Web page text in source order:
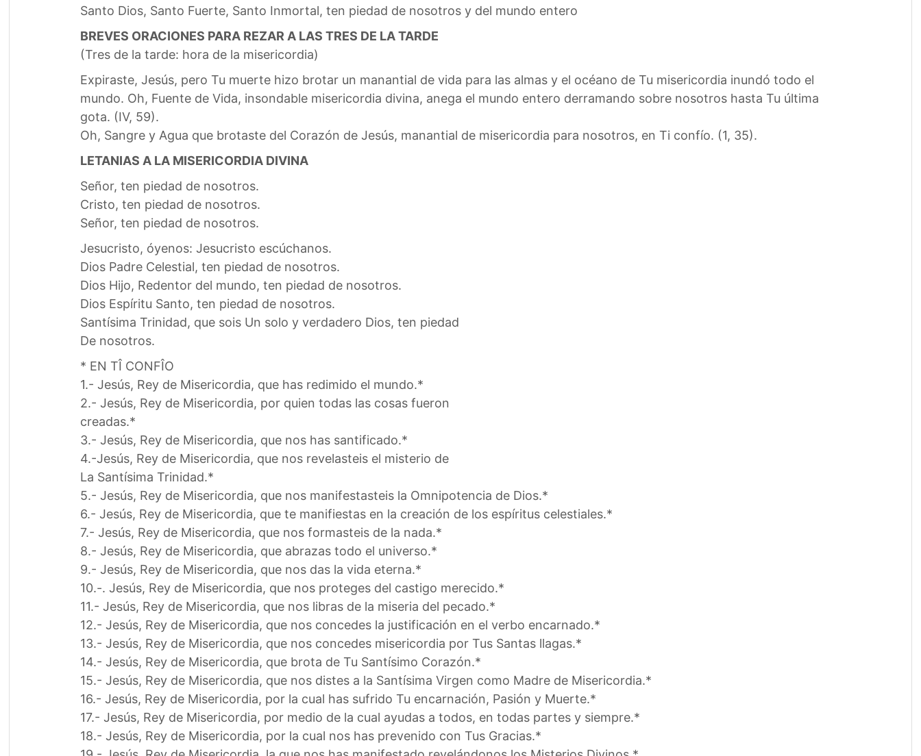
Santo Dios, Santo Fuerte, Santo Inmortal, ten piedad de nosotros y del mundo entero
BREVES ORACIONES PARA REZAR A LAS TRES DE LA TARDE
(Tres de la tarde: hora de la misericordia)
Expiraste, Jesús, pero Tu muerte hizo brotar un manantial de vida para las almas y el océano de Tu misericordia inundó todo el
mundo. Oh, Fuente de Vida, insondable misericordia divina, anega el mundo entero derramando sobre nosotros hasta Tu última
gota. (IV, 59).
Oh, Sangre y Agua que brotaste del Corazón de Jesús, manantial de misericordia para nosotros, en Ti confío. (1, 35).
LETANIAS A LA MISERICORDIA DIVINA
Señor, ten piedad de nosotros.
Cristo, ten piedad de nosotros.
Señor, ten piedad de nosotros.
Jesucristo, óyenos: Jesucristo escúchanos.
Dios Padre Celestial, ten piedad de nosotros.
Dios Hijo, Redentor del mundo, ten piedad de nosotros.
Dios Espíritu Santo, ten piedad de nosotros.
Santísima Trinidad, que sois Un solo y verdadero Dios, ten piedad
De nosotros.
* EN TÎ CONFÎO
1.- Jesús, Rey de Misericordia, que has redimido el mundo.*
2.- Jesús, Rey de Misericordia, por quien todas las cosas fueron
creadas.*
3.- Jesús, Rey de Misericordia, que nos has santificado.*
4.-Jesús, Rey de Misericordia, que nos revelasteis el misterio de
La Santísima Trinidad.*
5.- Jesús, Rey de Misericordia, que nos manifestasteis la Omnipotencia de Dios.*
6.- Jesús, Rey de Misericordia, que te manifiestas en la creación de los espíritus celestiales.*
7.- Jesús, Rey de Misericordia, que nos formasteis de la nada.*
8.- Jesús, Rey de Misericordia, que abrazas todo el universo.*
9.- Jesús, Rey de Misericordia, que nos das la vida eterna.*
10.-. Jesús, Rey de Misericordia, que nos proteges del castigo merecido.*
11.- Jesús, Rey de Misericordia, que nos libras de la miseria del pecado.*
12.- Jesús, Rey de Misericordia, que nos concedes la justificación en el verbo encarnado.*
13.- Jesús, Rey de Misericordia, que nos concedes misericordia por Tus Santas llagas.*
14.- Jesús, Rey de Misericordia, que brota de Tu Santísimo Corazón.*
15.- Jesús, Rey de Misericordia, que nos distes a la Santísima Virgen como Madre de Misericordia.*
16.- Jesús, Rey de Misericordia, por la cual has sufrido Tu encarnación, Pasión y Muerte.*
17.- Jesús, Rey de Misericordia, por medio de la cual ayudas a todos, en todas partes y siempre.*
18.- Jesús, Rey de Misericordia, por la cual nos has prevenido con Tus Gracias.*